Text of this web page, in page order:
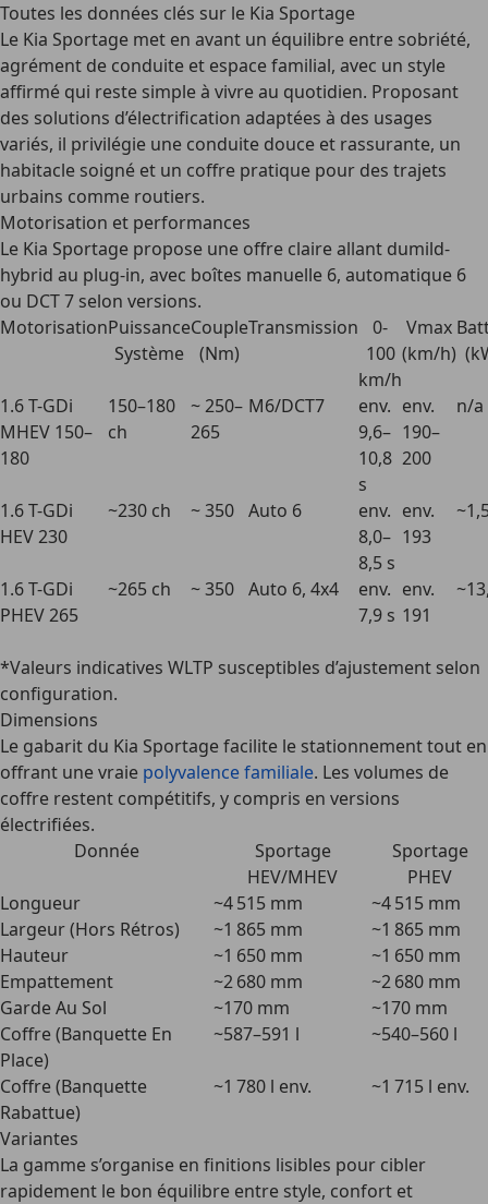
Toutes les données clés sur le Kia Sportage
Le Kia Sportage met en avant un équilibre entre sobriété,
agrément de conduite et espace familial, avec un style
affirmé qui reste simple à vivre au quotidien. Proposant
des solutions d’électrification adaptées à des usages
variés, il privilégie une conduite douce et rassurante, un
habitacle soigné et un coffre pratique pour des trajets
urbains comme routiers.
Motorisation et performances
Le Kia Sportage propose une offre claire allant dumild-
hybrid au plug-in, avec boîtes manuelle 6, automatique 6
ou DCT 7 selon versions.
MotorisationPuissance
Système
Couple
(Nm)
Transmission
0-
100
km/h
Vmax
(km/h)
1.6 T-GDi
MHEV 150–
180
150–180
ch
~ 250–
265
M6/DCT7
env.
9,6–
10,8
s
env.
190–
200
n/a
1.6 T-GDi
HEV 230
~230 ch ~ 350 Auto 6
env.
8,0–
8,5 s
env.
193
1.6 T-GDi
PHEV 265
~265 ch ~ 350 Auto 6, 4x4
env.
7,9 s
env.
191
*Valeurs indicatives WLTP susceptibles d’ajustement selon
configuration.
Dimensions
Le gabarit du Kia Sportage facilite le stationnement tout en
offrant une vraie polyvalence familiale. Les volumes de
coffre restent compétitifs, y compris en versions
électrifiées.
Donnée
Sportage
HEV/MHEV
Sportage
PHEV
Longueur
~4 515 mm
~4 515 mm
Largeur (Hors Rétros)
~1 865 mm
~1 865 mm
Hauteur
~1 650 mm
~1 650 mm
Empattement
~2 680 mm
~2 680 mm
Garde Au Sol
~170 mm
~170 mm
Coffre (Banquette En
Place)
~587–591 l ~540–560 l
Coffre (Banquette
Rabattue)
~1 780 l env. ~1 715 l env.
Variantes
La gamme s’organise en finitions lisibles pour cibler
rapidement le bon équilibre entre style, confort et